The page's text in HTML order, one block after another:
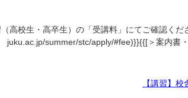
（高校生・高卒生）の「受講料」にてご確認く
juku.ac.jp/summer/stc/apply/#fee)}}{{[＞案内書
【講習】